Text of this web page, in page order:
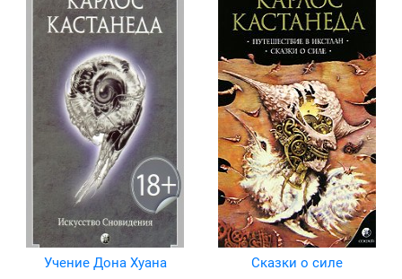
Учение Дона Хуана Сказки о силе